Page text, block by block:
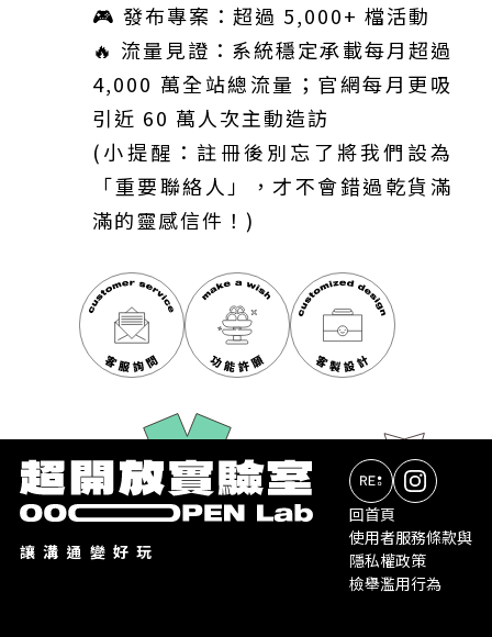
🎮 發布專案：超過 5,000+ 檔活動
🔥 流量見證：系統穩定承載每月超過
4,000 萬全站總流量；官網每月更吸
引近 60 萬人次主動造訪
(小提醒：註冊後別忘了將我們設為
「重要聯絡人」，才不會錯過乾貨滿
滿的靈感信件！)
讓溝通變好玩
回首頁
使用者服務條款與
隱私權政策
檢舉濫用行為